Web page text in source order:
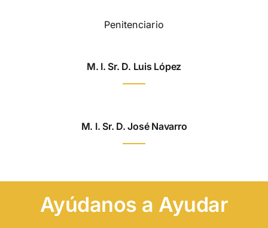
Penitenciario
M. I. Sr. D. Luis López
M. I. Sr. D. José Navarro
Ayúdanos a Ayudar